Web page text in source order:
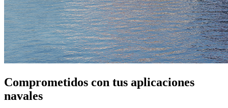
Comprometidos con tus aplicaciones
navales